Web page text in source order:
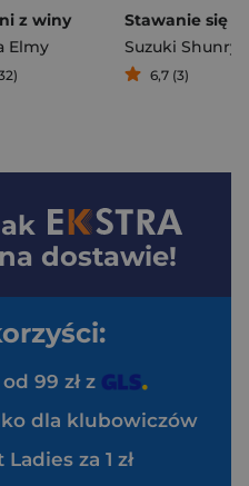
z winy
Elmy
Suzuki Shunryu
6,7 (3)
dostawie!
99 zł z
dla klubowiczów
za 1 zł